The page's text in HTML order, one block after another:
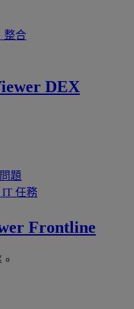
整合
DEX
題
IT 任務
Frontline